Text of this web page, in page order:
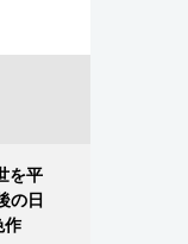
を平
の日
作